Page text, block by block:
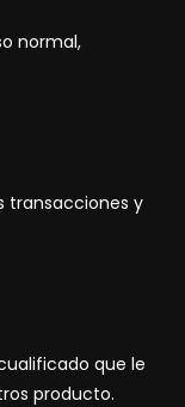
normal,
transacciones y
que le
producto.